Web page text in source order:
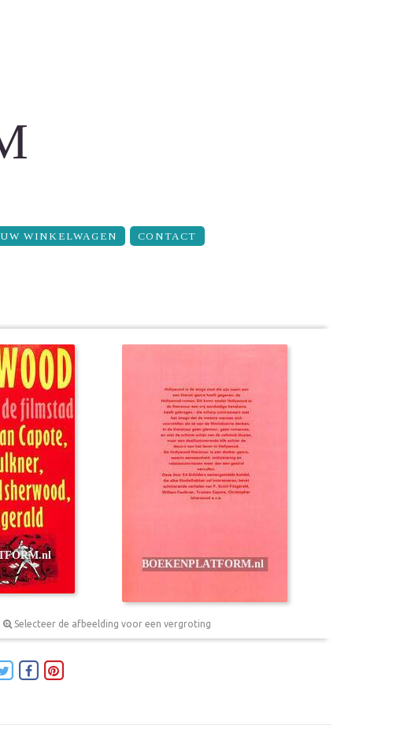
UW WINKELWAGEN CONTACT
Selecteer de afbeelding voor een vergroting